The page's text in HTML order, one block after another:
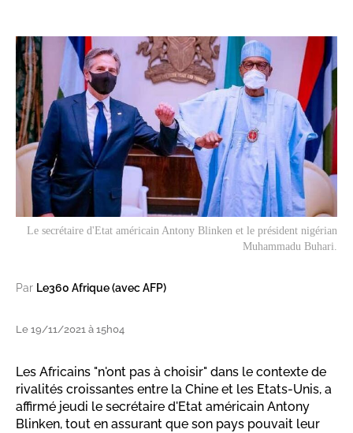
Le secrétaire d'Etat américain Antony Blinken et le président nigérian
Muhammadu Buhari.
Par Le360 Afrique (avec AFP)
Le 19/11/2021 à 15h04
Les Africains "n'ont pas à choisir" dans le contexte de
rivalités croissantes entre la Chine et les Etats-Unis, a
affirmé jeudi le secrétaire d'Etat américain Antony
Blinken, tout en assurant que son pays pouvait leur